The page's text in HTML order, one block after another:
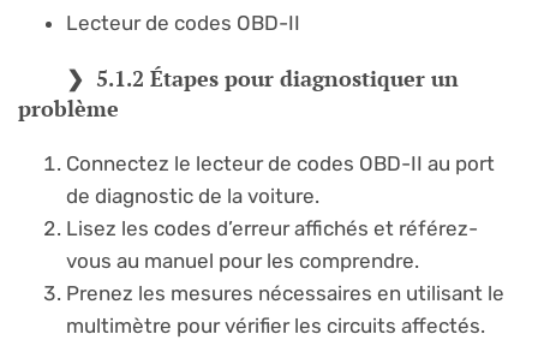
Lecteur de codes OBD-II
5.1.2 Étapes pour diagnostiquer un
problème
Connectez le lecteur de codes OBD-II au port
de diagnostic de la voiture.
Lisez les codes d’erreur affichés et référez-
vous au manuel pour les comprendre.
Prenez les mesures nécessaires en utilisant le
multimètre pour vérifier les circuits affectés.